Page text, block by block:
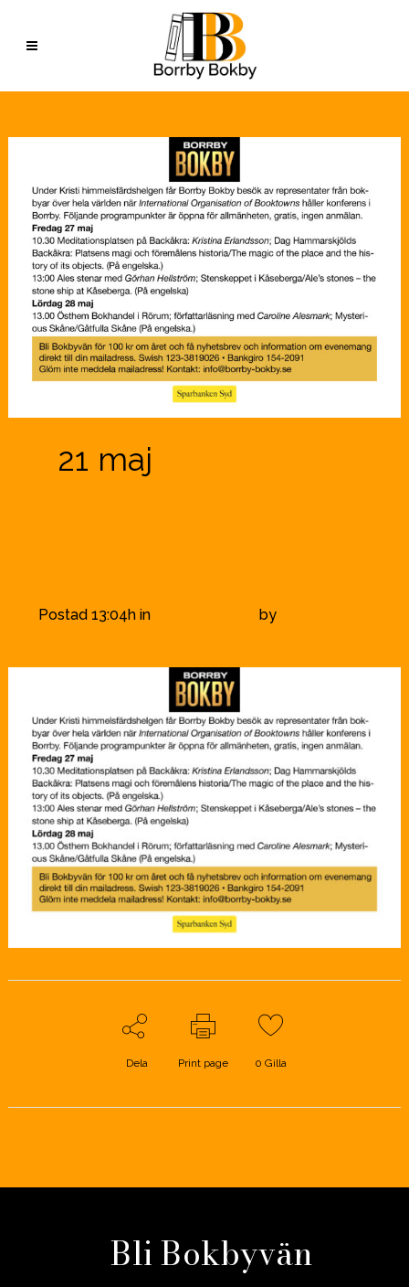
21 maj
Postad 13:04hin by
Dela Print page 0 Gilla
Bli Bokbyvän